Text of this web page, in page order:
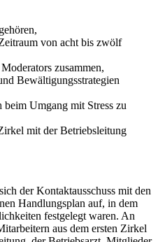
von acht bis zwölf
zusammen,
Bewältigungsstrategien
Umgang mit Stress zu
mit der Betriebsleitung
der Kontaktausschuss mit den
Handlungsplan auf, in dem
festgelegt waren. An
aus dem ersten Zirkel